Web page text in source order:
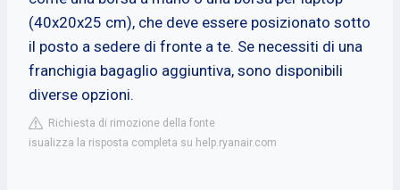
(40x20x25 cm), che deve essere posizionato sotto
il posto a sedere di fronte a te. Se necessiti di una
franchigia bagaglio aggiuntiva, sono disponibili
diverse opzioni.
Richiesta di rimozione della fonte
isualizza la risposta completa su help.ryanair.com